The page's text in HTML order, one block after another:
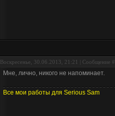
Воскресенье, 30.06.2013, 21:21 | Сообщение #
Мне, лично, никого не напоминает.
Все мои работы для Serious Sam